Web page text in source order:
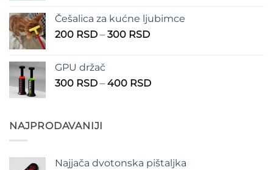
390 RSD
do
Češalica za kućne ljubimce
200 RSD – 300 RSDRaspon
do
GPU držač
300 RSD – 400 RSDRaspon
NAJPRODAVANIJI
Najjača dvotonska pištaljka